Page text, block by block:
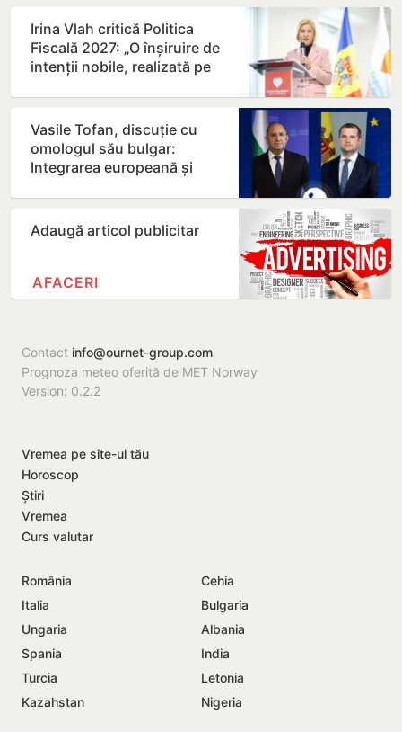
Irina Vlah critică Politica
Fiscală 2027: „O înșiruire de
intenții nobile, realizată pe
Vasile Tofan, discuție cu
omologul său bulgar:
Integrarea europeană și
Adaugă articol publicitar
AFACERI
Contact info@ournet-group.com
Prognoza meteo oferită de MET Norway
Version: 0.2.2
Vremea pe site-ul tău
Horoscop
Știri
Vremea
Curs valutar
România
Cehia
Italia
Bulgaria
Ungaria
Albania
Spania
India
Turcia
Letonia
Kazahstan
Nigeria